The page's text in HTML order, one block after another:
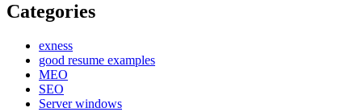
Categories
exness
good resume examples
MEO
SEO
Server windows